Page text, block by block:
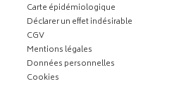
Carte épidémiologique
Déclarer un effet indésirable
CGV
Mentions légales
Données personnelles
Cookies